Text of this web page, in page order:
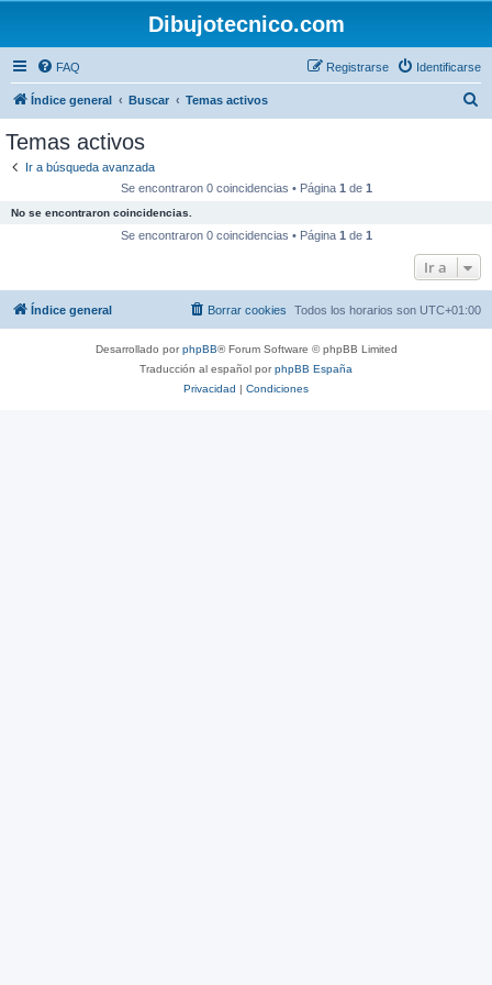
Dibujotecnico.com
FAQ Identificarse
Registrarse
Índice general Buscar Temas activos
Temas activos
Ir a búsqueda avanzada
Se encontraron 0 coincidencias • Página 1 de 1
No se encontraron coincidencias.
Se encontraron 0 coincidencias • Página 1 de 1
Ir a
Índice general Todos los horarios son UTC+01:00
Borrar cookies
Desarrollado porphpBB® Forum Software © phpBB Limited
Traducción al español porphpBB España
Privacidad | Condiciones